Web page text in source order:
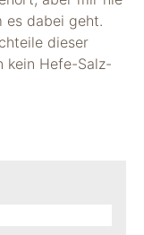
es dabei geht.
dieser
kein Hefe-Salz-